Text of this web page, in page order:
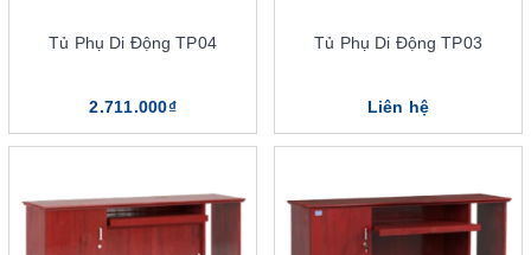
5 điểm nổi bật của sản phẩm tủ
phụ giám đốc The One
Tủ phụ văn phòng giám đốc là dòng sản phẩm tiện ích, có nhiều
Tủ Phụ Di Động TP04
2.711.000₫
Tủ Phụ Di Động TP03
Liên hệ